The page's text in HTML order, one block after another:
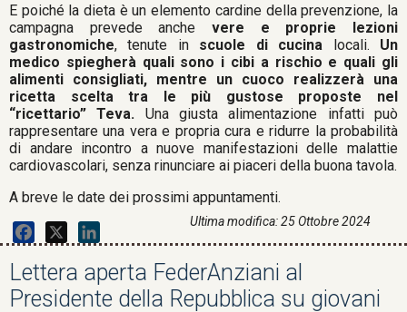
Ultima modifica: 25 Ottobre 2024
E poiché la dieta è un elemento cardine della prevenzione, la
campagna prevede anche vere e proprie lezioni
gastronomiche, tenute in scuole di cucina locali. Un
medico spiegherà quali sono i cibi a rischio e quali gli
alimenti consigliati, mentre un cuoco realizzerà una
ricetta scelta tra le più gustose proposte nel
“ricettario” Teva. Una giusta alimentazione infatti può
rappresentare una vera e propria cura e ridurre la probabilità
di andare incontro a nuove manifestazioni delle malattie
cardiovascolari, senza rinunciare ai piaceri della buona tavola.
A breve le date dei prossimi appuntamenti.
Lettera aperta FederAnziani al
Presidente della Repubblica su giovani